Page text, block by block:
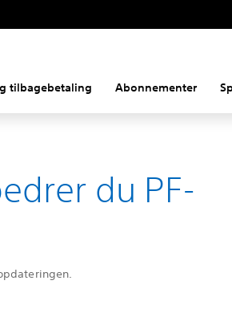
tilbagebetaling Abonnementer
du PF-